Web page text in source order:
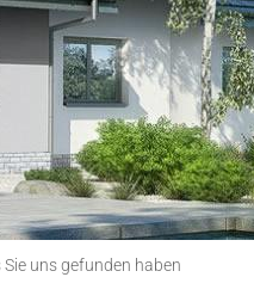
uns gefunden haben